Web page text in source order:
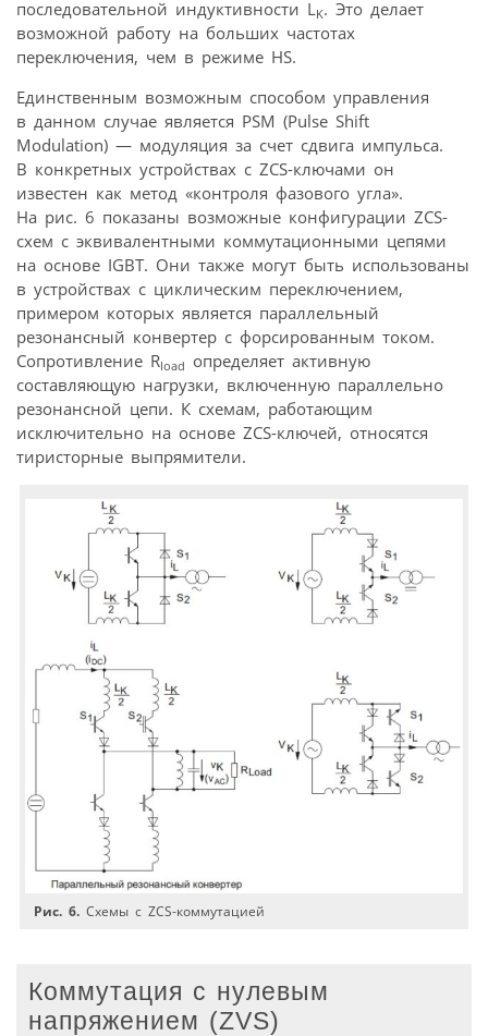
последовательной индуктивности LK. Это делает
возможной работу на больших частотах
переключения, чем в режиме HS.
Единственным возможным способом управления
в данном случае является PSM (Pulse Shift
Modulation) — модуляция за счет сдвига импульса.
В конкретных устройствах с ZCS-ключами он
известен как метод «контроля фазового угла».
На рис. 6 показаны возможные конфигурации ZCS-
схем с эквивалентными коммутационными цепями
на основе IGBT. Они также могут быть использованы
в устройствах с циклическим переключением,
примером которых является параллельный
резонансный конвертер с форсированным током.
Сопротивление Rload определяет активную
составляющую нагрузки, включенную параллельно
резонансной цепи. К схемам, работающим
исключительно на основе ZCS-ключей, относятся
тиристорные выпрямители.
Рис. 6. Схемы с ZСS-коммутацией
Коммутация с нулевым
напряжением (ZVS)